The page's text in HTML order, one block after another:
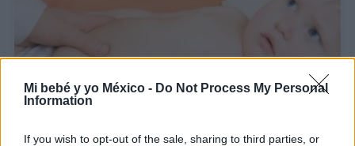
Mi bebé y yo México - Do Not Process My Personal
Information
If you wish to opt-out of the sale, sharing to third parties, or